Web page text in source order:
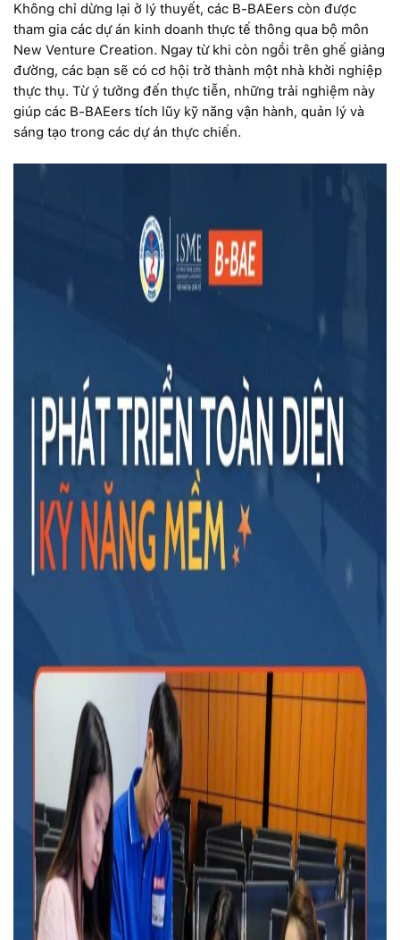
Không chỉ dừng lại ở lý thuyết, các B-BAEers còn được
tham gia các dự án kinh doanh thực tế thông qua bộ môn
New Venture Creation. Ngay từ khi còn ngồi trên ghế giảng
đường, các bạn sẽ có cơ hội trở thành một nhà khởi nghiệp
thực thụ. Từ ý tưởng đến thực tiễn, những trải nghiệm này
giúp các B-BAEers tích lũy kỹ năng vận hành, quản lý và
sáng tạo trong các dự án thực chiến.